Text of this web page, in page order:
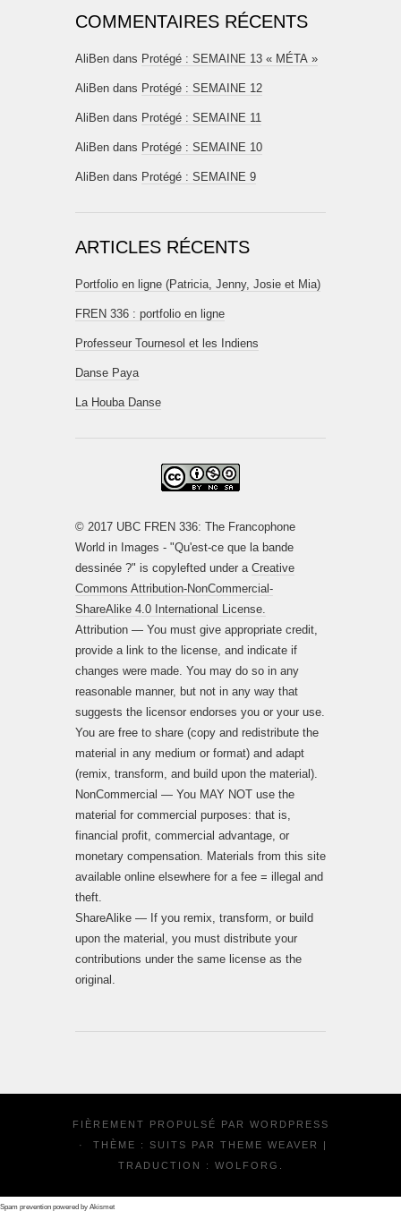
COMMENTAIRES RÉCENTS
AliBen dans Protégé : SEMAINE 13 « MÉTA »
AliBen dans Protégé : SEMAINE 12
AliBen dans Protégé : SEMAINE 11
AliBen dans Protégé : SEMAINE 10
AliBen dans Protégé : SEMAINE 9
ARTICLES RÉCENTS
Portfolio en ligne (Patricia, Jenny, Josie et Mia)
FREN 336 : portfolio en ligne
Professeur Tournesol et les Indiens
Danse Paya
La Houba Danse
© 2017 UBC FREN 336: The Francophone
World in Images - "Qu'est-ce que la bande
dessinée ?" is copylefted under a Creative
Commons Attribution-NonCommercial-
ShareAlike 4.0 International License.
Attribution — You must give appropriate credit,
provide a link to the license, and indicate if
changes were made. You may do so in any
reasonable manner, but not in any way that
suggests the licensor endorses you or your use.
You are free to share (copy and redistribute the
material in any medium or format) and adapt
(remix, transform, and build upon the material).
NonCommercial — You MAY NOT use the
material for commercial purposes: that is,
financial profit, commercial advantage, or
monetary compensation. Materials from this site
available online elsewhere for a fee = illegal and
theft.
ShareAlike — If you remix, transform, or build
upon the material, you must distribute your
contributions under the same license as the
original.
FIÈREMENT PROPULSÉ PAR WORDPRESS
·
THÈME : SUITS PAR THEME WEAVER
|
TRADUCTION : WOLFORG
Spam prevention powered by Akismet